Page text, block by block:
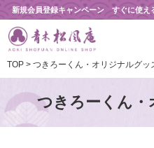
新規会員登録キャンペーン すぐに使え
TOP つきろーくん・オリジナルグッ
つきろーくん